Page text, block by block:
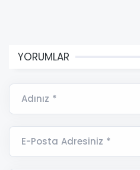
YORUMLAR
Adınız *
E-Posta Adresiniz *